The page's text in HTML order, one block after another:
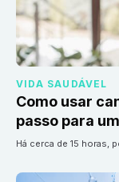
VIDA SAUDÁVEL
Como usar
passo para
há cerca de 15 horas,